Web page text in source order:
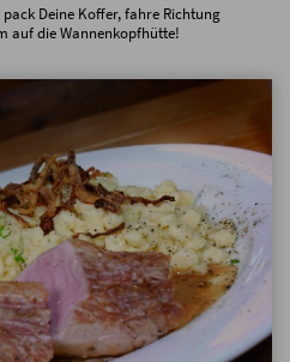
Deine Koffer, fahre Richtung
auf die Wannenkopfhütte!